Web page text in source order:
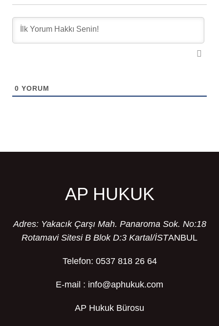
0 YORUM
AP HUKUK
Adres: Yakacık Çarşı Mah. Panaroma Sok. No:18
Rotamavi Sitesi B Blok D:3 Kartal/İSTANBUL
Telefon: 0537 818 26 64
E-mail : info@aphukuk.com
AP Hukuk Bürosu